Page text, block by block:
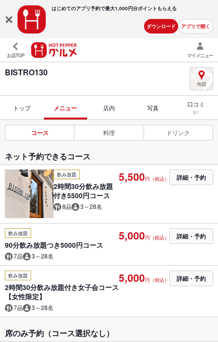
はじめてのアプリ予約で最大1,000円分ポイントもらえる
ダウンロード アプリで開く
お店TOP マイメニュー
BISTRO130
トップ メニュー 店内 写真 口コミ
61
コース 料理 ドリンク
ネット予約できるコース
飲み放題
2時間30分飲み放題
付き5500円コース
8品 3～28名
5,500円（税込） 詳細・予約
飲み放題
90分飲み放題つき5000円コース
7品 3～28名
5,000円（税込） 詳細・予約
飲み放題
2時間30分飲み放題付き女子会コース
【女性限定】
7品 3～28名
5,000円（税込） 詳細・予約
席のみ予約（コース選択なし）